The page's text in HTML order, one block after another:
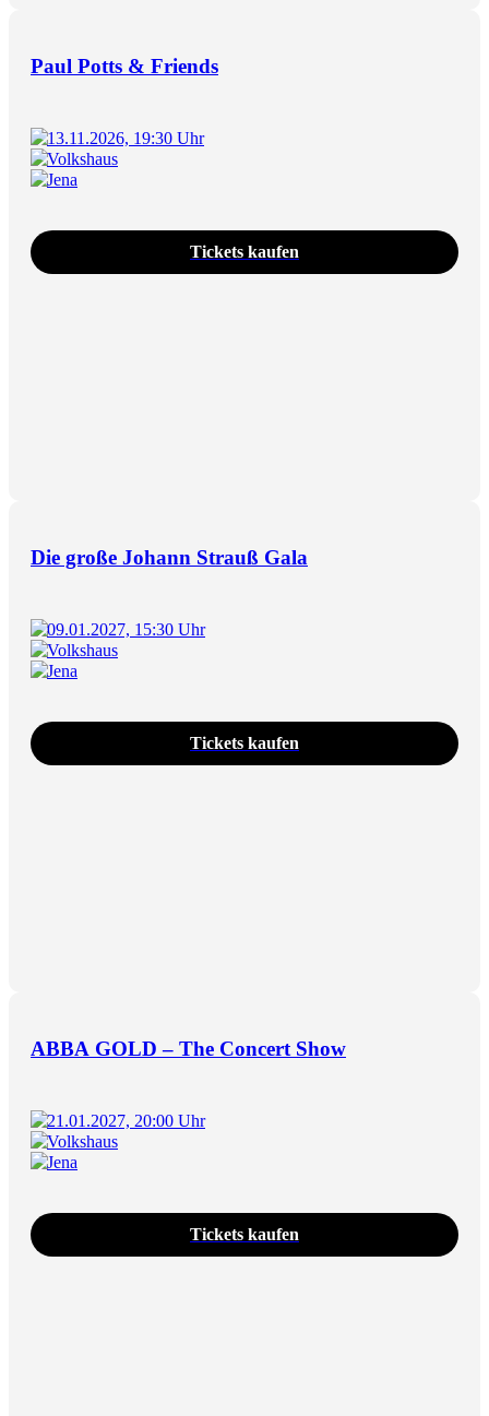
Paul Potts & Friends
13.11.2026, 19:30 Uhr
Volkshaus
Jena
Tickets kaufen
Die große Johann Strauß Gala
09.01.2027, 15:30 Uhr
Volkshaus
Jena
Tickets kaufen
ABBA GOLD – The Concert Show
21.01.2027, 20:00 Uhr
Volkshaus
Jena
Tickets kaufen